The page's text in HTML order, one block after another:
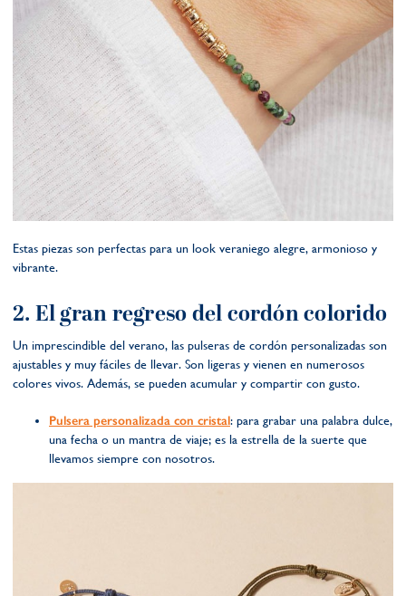
Estas piezas son perfectas para un look veraniego alegre, armonioso y
vibrante.
2. El gran regreso del cordón colorido
Un imprescindible del verano, las pulseras de cordón personalizadas son
ajustables y muy fáciles de llevar. Son ligeras y vienen en numerosos
colores vivos. Además, se pueden acumular y compartir con gusto.
Pulsera personalizada con cristal: para grabar una palabra dulce,
una fecha o un mantra de viaje; es la estrella de la suerte que
llevamos siempre con nosotros.